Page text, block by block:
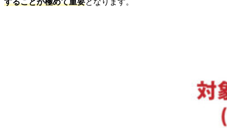
することが極めて重要となります。